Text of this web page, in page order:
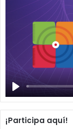
¡Participa aquí!